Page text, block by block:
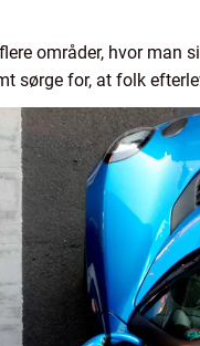
områder, hvor man
sørge for, at folk